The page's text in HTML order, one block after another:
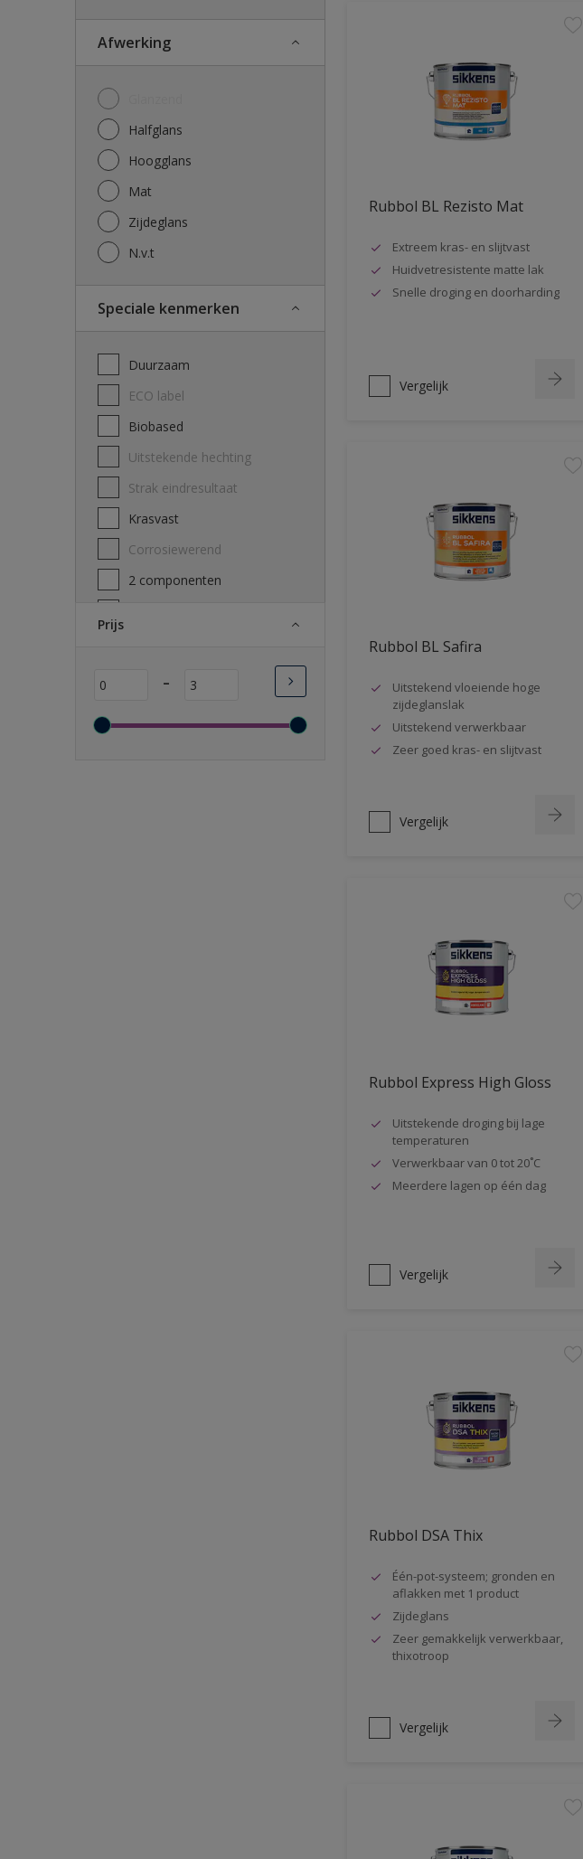
Afwerking
Halfglans
Hoogglans
Mat
Zijdeglans
N.v.t
Speciale kenmerken
Duurzaam
ECO label
Biobased
Uitstekende hechting
Strak eindresultaat
Krasvast
Corrosiewerend
2 componenten
Wasbaar
Sneldrogend
Prijs
-
Rubbol BL Rezisto Mat
Extreem kras- en slijtvast
Huidvetresistente matte lak
Snelle droging en doorharding
Vergelijk
Rubbol BL Safira
Uitstekend vloeiende hoge
zijdeglanslak
Uitstekend verwerkbaar
Zeer goed kras- en slijtvast
Vergelijk
Rubbol Express High Gloss
Uitstekende droging bij lage
temperaturen
Verwerkbaar van 0 tot 20˚C
Meerdere lagen op één dag
Vergelijk
Rubbol DSA Thix
Één-pot-systeem; gronden en
aflakken met 1 product
Zijdeglans
Zeer gemakkelijk verwerkbaar,
thixotroop
Vergelijk